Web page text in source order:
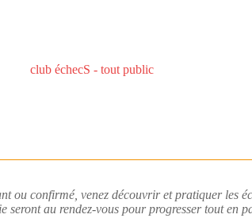
club échecS - tout public
ou confirmé, venez découvrir et pratiquer les
seront au rendez-vous pour progresser tout en